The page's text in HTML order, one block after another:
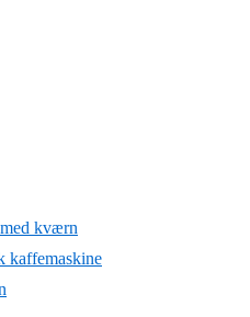
kværn
kaffemaskine